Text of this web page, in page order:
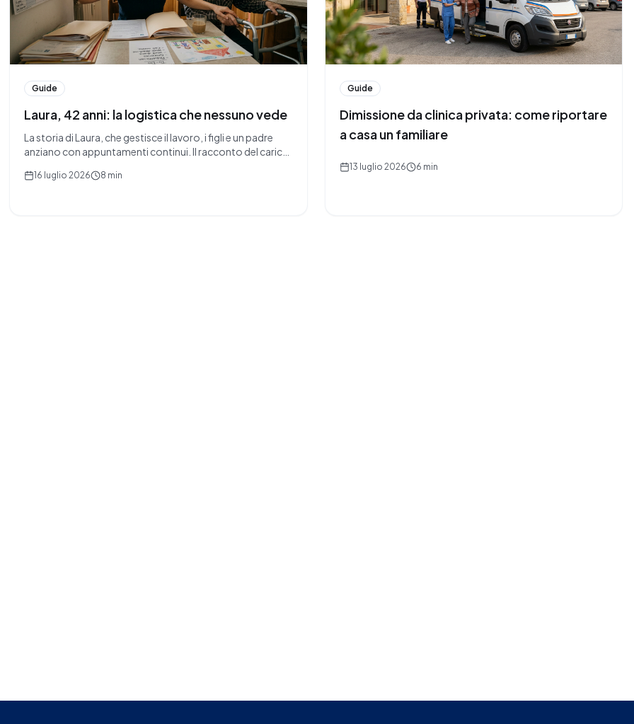
Guide
Laura, 42 anni: la logistica che nessuno vede
La storia di Laura, che gestisce il lavoro, i figli e un padre
anziano con appuntamenti continui. Il racconto del carico
16 luglio 2026 8 min
Guide
Dimissione da clinica privata: come riportare
a casa un familiare
13 luglio 2026 6 min